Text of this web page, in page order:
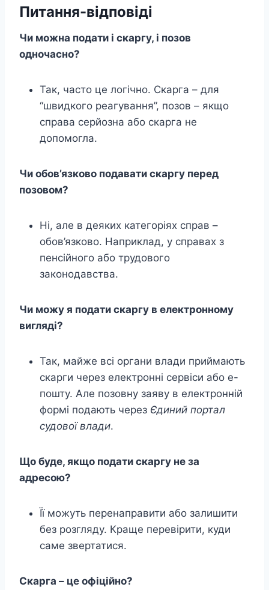
Питання-відповіді
Чи можна подати і скаргу, і позов
одночасно?
Так, часто це логічно. Скарга – для
“швидкого реагування”, позов – якщо
справа серйозна або скарга не
допомогла.
Чи обов’язково подавати скаргу перед
позовом?
Ні, але в деяких категоріях справ –
обов’язково. Наприклад, у справах з
пенсійного або трудового
законодавства.
Чи можу я подати скаргу в електронному
вигляді?
Так, майже всі органи влади приймають
скарги через електронні сервіси або е-
пошту. Але позовну заяву в електронній
формі подають через Єдиний портал
судової влади.
Що буде, якщо подати скаргу не за
адресою?
Її можуть перенаправити або залишити
без розгляду. Краще перевірити, куди
саме звертатися.
Скарга – це офіційно?